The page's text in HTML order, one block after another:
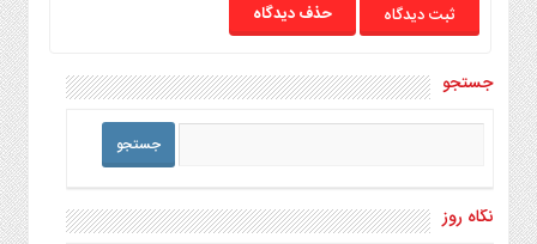
حذف دیدگاه
جستجو
نگاه روز